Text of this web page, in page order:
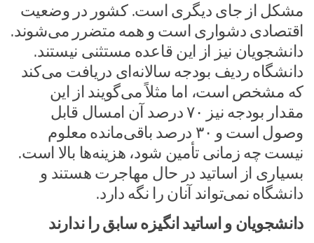
مشکل از جای دیگری است. کشور در وضعیت
اقتصادی دشواری است و همه متضرر می‌شوند.
دانشجویان نیز از این قاعده مستثنی نیستند.
دانشگاه ردیف بودجه سالانه‌ای دریافت می‌کند
که مشخص است، اما مثلاً می‌گویند از این
مقدار بودجه نیز ۷۰ درصد آن امسال قابل
وصول است و ۳۰ درصد باقی‌مانده معلوم
نیست چه زمانی تأمین شود، هزینه‌ها بالا است.
بسیاری از اساتید در حال مهاجرت هستند و
دانشگاه نمی‌تواند آنان را نگه دارد.
دانشجویان و اساتید انگیزه سابق را ندارند